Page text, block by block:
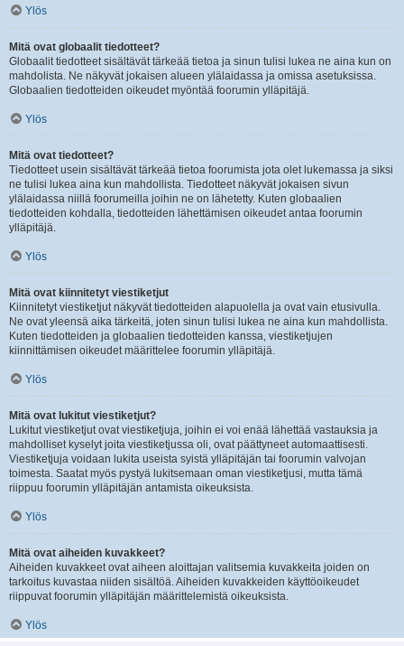
Ylös
Mitä ovat globaalit tiedotteet?
Globaalit tiedotteet sisältävät tärkeää tietoa ja sinun tulisi lukea ne aina kun on
mahdolista. Ne näkyvät jokaisen alueen ylälaidassa ja omissa asetuksissa.
Globaalien tiedotteiden oikeudet myöntää foorumin ylläpitäjä.
Ylös
Mitä ovat tiedotteet?
Tiedotteet usein sisältävät tärkeää tietoa foorumista jota olet lukemassa ja siksi
ne tulisi lukea aina kun mahdollista. Tiedotteet näkyvät jokaisen sivun
ylälaidassa niillä foorumeilla joihin ne on lähetetty. Kuten globaalien
tiedotteiden kohdalla, tiedotteiden lähettämisen oikeudet antaa foorumin
ylläpitäjä.
Ylös
Mitä ovat kiinnitetyt viestiketjut
Kiinnitetyt viestiketjut näkyvät tiedotteiden alapuolella ja ovat vain etusivulla.
Ne ovat yleensä aika tärkeitä, joten sinun tulisi lukea ne aina kun mahdollista.
Kuten tiedotteiden ja globaalien tiedotteiden kanssa, viestiketjujen
kiinnittämisen oikeudet määrittelee foorumin ylläpitäjä.
Ylös
Mitä ovat lukitut viestiketjut?
Lukitut viestiketjut ovat viestiketjuja, joihin ei voi enää lähettää vastauksia ja
mahdolliset kyselyt joita viestiketjussa oli, ovat päättyneet automaattisesti.
Viestiketjuja voidaan lukita useista syistä ylläpitäjän tai foorumin valvojan
toimesta. Saatat myös pystyä lukitsemaan oman viestiketjusi, mutta tämä
riippuu foorumin ylläpitäjän antamista oikeuksista.
Ylös
Mitä ovat aiheiden kuvakkeet?
Aiheiden kuvakkeet ovat aiheen aloittajan valitsemia kuvakkeita joiden on
tarkoitus kuvastaa niiden sisältöä. Aiheiden kuvakkeiden käyttöoikeudet
riippuvat foorumin ylläpitäjän määrittelemistä oikeuksista.
Ylös